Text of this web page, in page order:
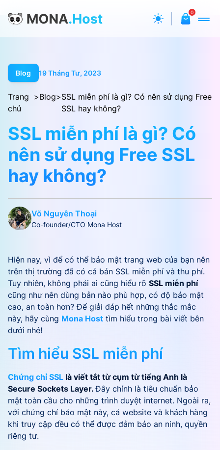
0
Blog 19 Tháng Tư, 2023
Trang
chủ
>Blog>SSL miễn phí là gì? Có nên sử dụng Free
SSL hay không?
SSL miễn phí là gì? Có
nên sử dụng Free SSL
hay không?
Võ Nguyên Thoại
Co-founder/CTO Mona Host
Hiện nay, vì để có thể bảo mật trang web của bạn nên
trên thị trường đã có cả bản SSL miễn phí và thu phí.
Tuy nhiên, không phải ai cũng hiểu rõ SSL miễn phí
cũng như nên dùng bản nào phù hợp, có độ bảo mật
cao, an toàn hơn? Để giải đáp hết những thắc mắc
này, hãy cùng Mona Host tìm hiểu trong bài viết bên
dưới nhé!
Tìm hiểu SSL miễn phí
Chứng chỉ SSL là viết tắt từ cụm từ tiếng Anh là
Secure Sockets Layer.Đây chính là tiêu chuẩn bảo
mật toàn cầu cho những trình duyệt internet. Ngoài ra,
với chứng chỉ bảo mật này, cả website và khách hàng
khi truy cập đều có thể được đảm bảo an ninh, quyền
riêng tư.